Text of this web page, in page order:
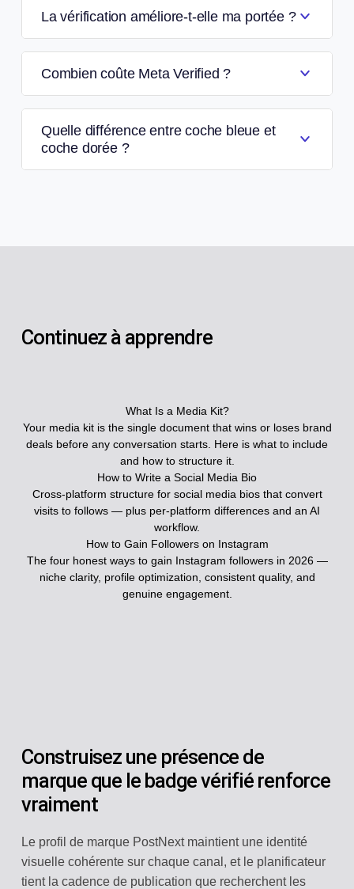
La vérification améliore-t-elle ma portée ?
Combien coûte Meta Verified ?
Quelle différence entre coche bleue et
coche dorée ?
Continuez à apprendre
What Is a Media Kit?
Your media kit is the single document that wins or loses brand
deals before any conversation starts. Here is what to include
and how to structure it.
How to Write a Social Media Bio
Cross-platform structure for social media bios that convert
visits to follows — plus per-platform differences and an AI
workflow.
How to Gain Followers on Instagram
The four honest ways to gain Instagram followers in 2026 —
niche clarity, profile optimization, consistent quality, and
genuine engagement.
Construisez une présence de
marque que le badge vérifié renforce
vraiment
Le profil de marque PostNext maintient une identité
visuelle cohérente sur chaque canal, et le planificateur
tient la cadence de publication que recherchent les